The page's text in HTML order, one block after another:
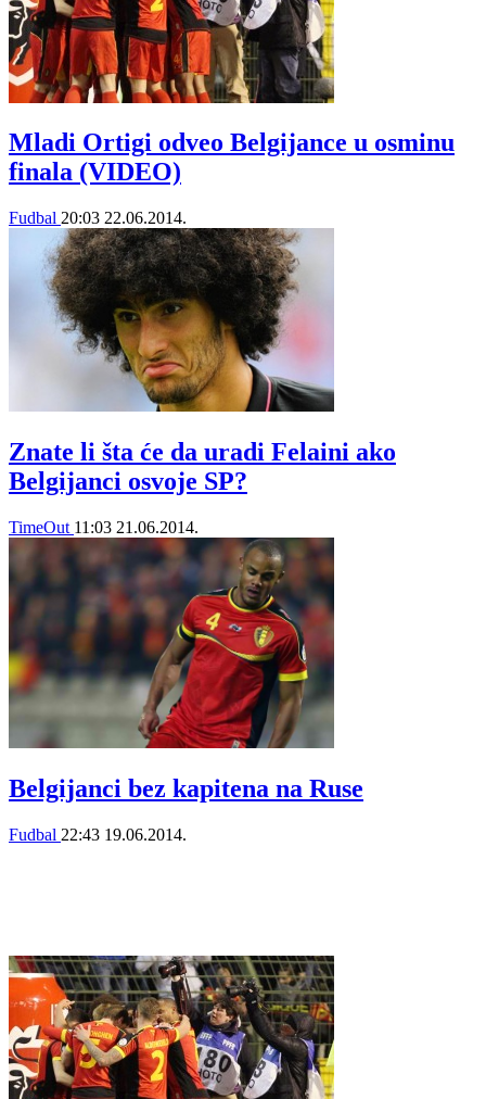
Mladi Ortigi odveo Belgijance u osminu
finala (VIDEO)
Fudbal 20:03 22.06.2014.
Znate li šta će da uradi Felaini ako
Belgijanci osvoje SP?
TimeOut 11:03 21.06.2014.
Belgijanci bez kapitena na Ruse
Fudbal 22:43 19.06.2014.